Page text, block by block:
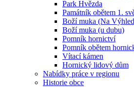
Park Hvězda
Památník obětem 1.
Boží muka (Na
Boží muka (u dubu)
Pomník hornictví
Pomník obětem
Vítací kámen
Hornický lidový dům
Nabídky práce v regionu
Historie obce